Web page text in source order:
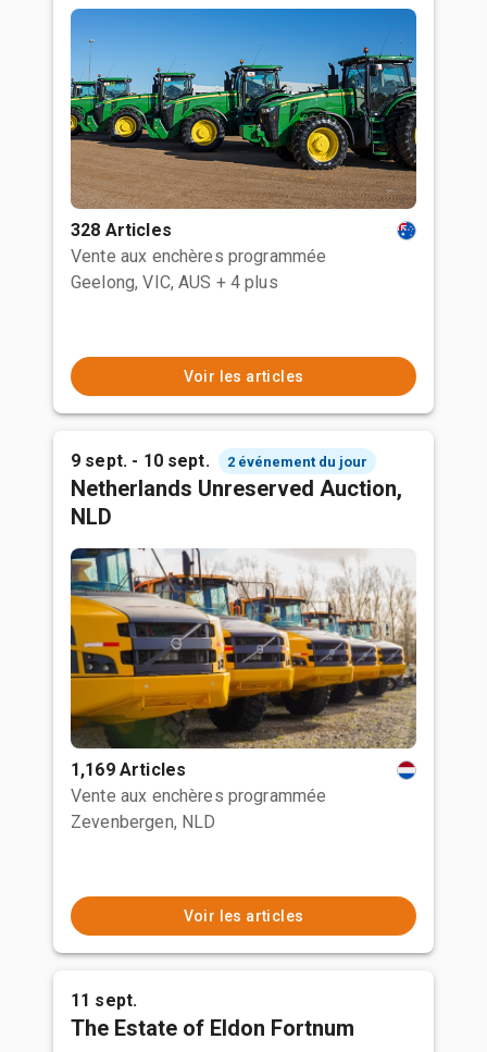
328 Articles
Vente aux enchères programmée
Geelong, VIC, AUS + 4 plus
Voir les articles
9 sept. - 10 sept. 2 événement du jour
Netherlands Unreserved Auction,
NLD
1,169 Articles
Vente aux enchères programmée
Zevenbergen, NLD
Voir les articles
11 sept.
The Estate of Eldon Fortnum